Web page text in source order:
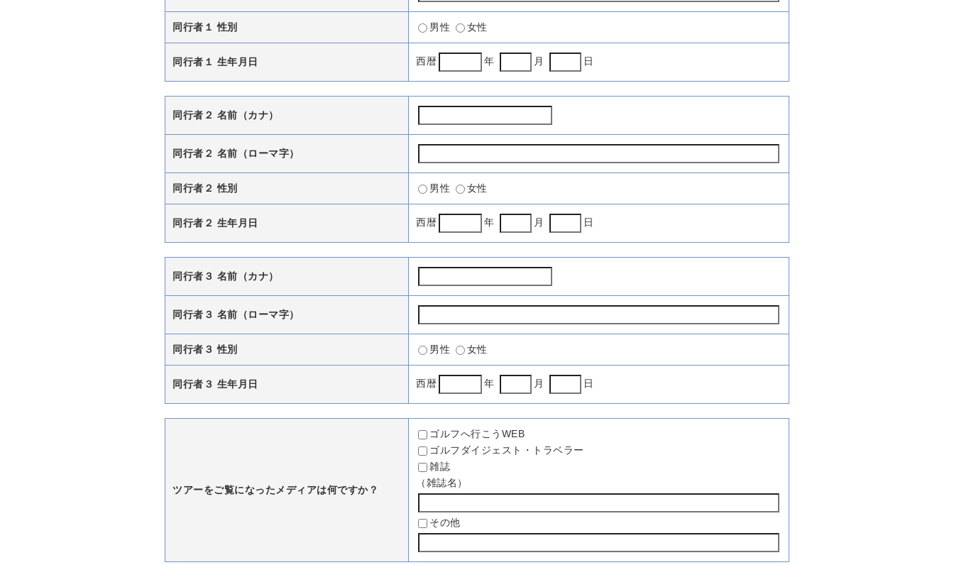
同行者１ 性別 男性 女性
同行者１ 生年月日 西暦 年 月 日
同行者２ 名前（カナ）
同行者２ 名前（ローマ字）
同行者２ 性別 男性 女性
同行者２ 生年月日 西暦 年 月 日
同行者３ 名前（カナ）
同行者３ 名前（ローマ字）
同行者３ 性別 男性 女性
同行者３ 生年月日 西暦 年 月 日
ツアーをご覧になったメディアは何ですか？
ゴルフへ行こうWEB
ゴルフダイジェスト・トラベラー
雑誌
（雑誌名）
その他